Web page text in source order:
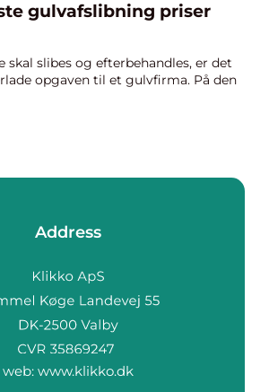
gulvafslibning priser
slibes og efterbehandles, er det
opgaven til et gulvfirma. På den
Address
web: www.klikko.dk